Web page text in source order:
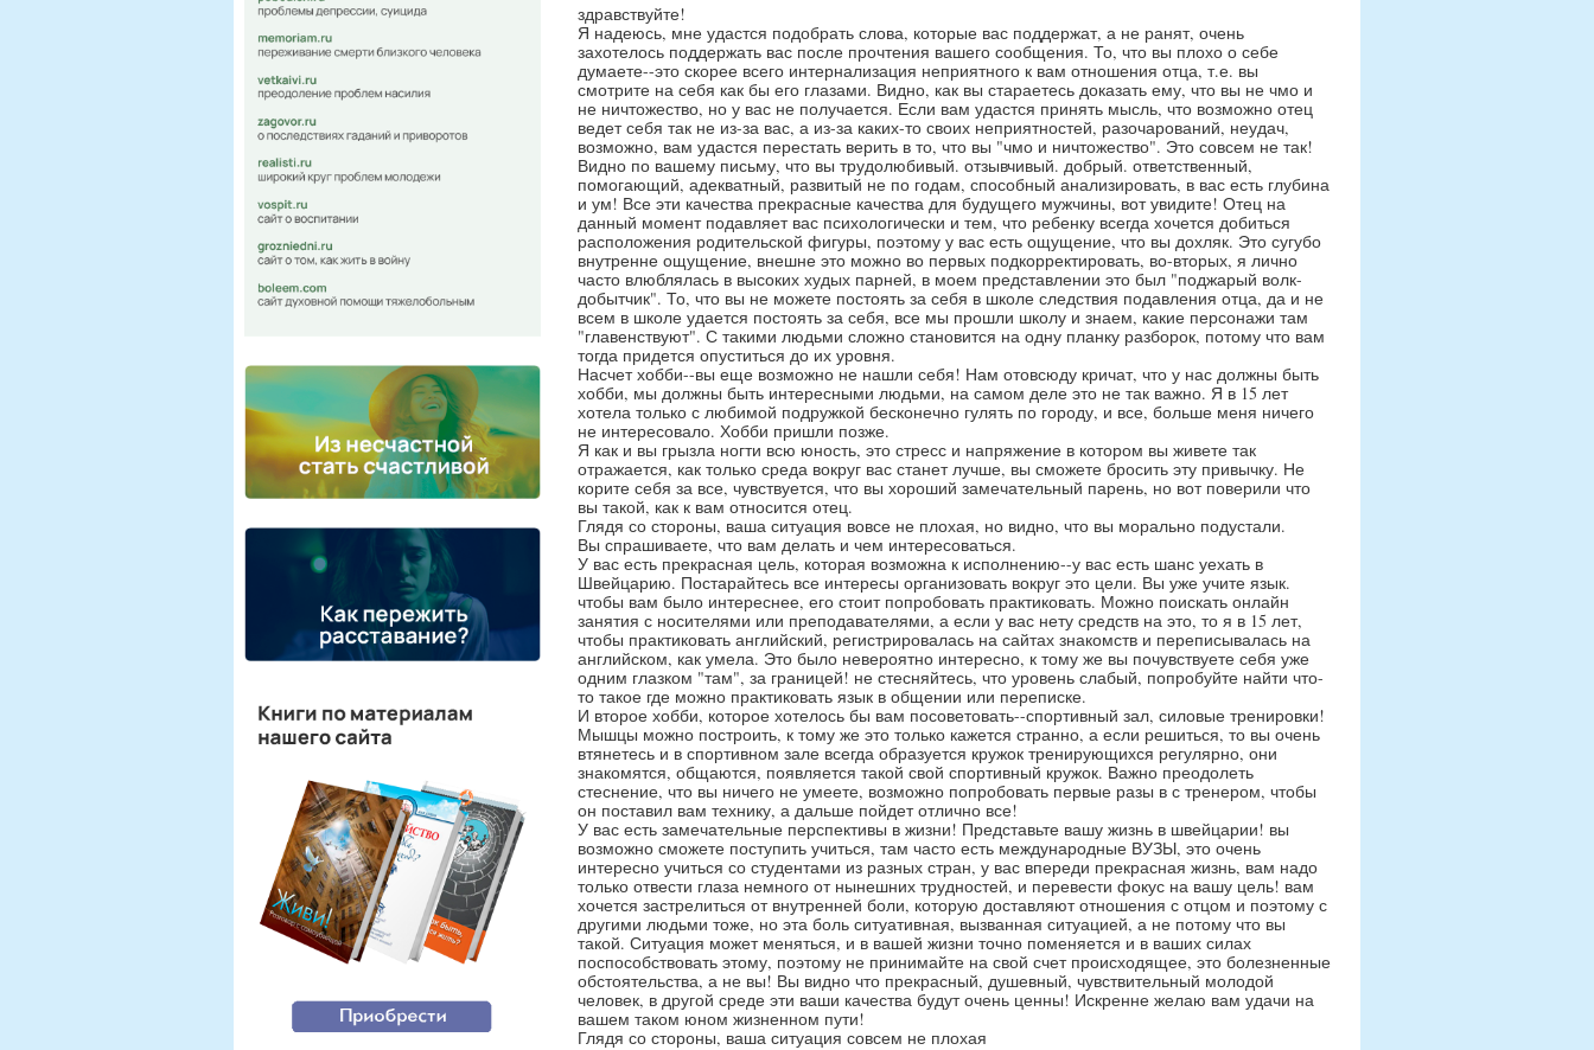
здравствуйте!
Я надеюсь, мне удастся подобрать слова, которые вас поддержат, а не ранят, очень
захотелось поддержать вас после прочтения вашего сообщения. То, что вы плохо о себе
думаете--это скорее всего интернализация неприятного к вам отношения отца, т.е. вы
смотрите на себя как бы его глазами. Видно, как вы стараетесь доказать ему, что вы не чмо и
не ничтожество, но у вас не получается. Если вам удастся принять мысль, что возможно отец
ведет себя так не из-за вас, а из-за каких-то своих неприятностей, разочарований, неудач,
возможно, вам удастся перестать верить в то, что вы "чмо и ничтожество". Это совсем не так!
Видно по вашему письму, что вы трудолюбивый. отзывчивый. добрый. ответственный,
помогающий, адекватный, развитый не по годам, способный анализировать, в вас есть глубина
и ум! Все эти качества прекрасные качества для будущего мужчины, вот увидите! Отец на
данный момент подавляет вас психологически и тем, что ребенку всегда хочется добиться
расположения родительской фигуры, поэтому у вас есть ощущение, что вы дохляк. Это сугубо
внутренне ощущение, внешне это можно во первых подкорректировать, во-вторых, я лично
часто влюблялась в высоких худых парней, в моем представлении это был "поджарый волк-
добытчик". То, что вы не можете постоять за себя в школе следствия подавления отца, да и не
всем в школе удается постоять за себя, все мы прошли школу и знаем, какие персонажи там
"главенствуют". С такими людьми сложно становится на одну планку разборок, потому что вам
тогда придется опуститься до их уровня.
Насчет хобби--вы еще возможно не нашли себя! Нам отовсюду кричат, что у нас должны быть
хобби, мы должны быть интересными людьми, на самом деле это не так важно. Я в 15 лет
хотела только с любимой подружкой бесконечно гулять по городу, и все, больше меня ничего
не интересовало. Хобби пришли позже.
Я как и вы грызла ногти всю юность, это стресс и напряжение в котором вы живете так
отражается, как только среда вокруг вас станет лучше, вы сможете бросить эту привычку. Не
корите себя за все, чувствуется, что вы хороший замечательный парень, но вот поверили что
вы такой, как к вам относится отец.
Глядя со стороны, ваша ситуация вовсе не плохая, но видно, что вы морально подустали.
Вы спрашиваете, что вам делать и чем интересоваться.
У вас есть прекрасная цель, которая возможна к исполнению--у вас есть шанс уехать в
Швейцарию. Постарайтесь все интересы организовать вокруг это цели. Вы уже учите язык.
чтобы вам было интереснее, его стоит попробовать практиковать. Можно поискать онлайн
занятия с носителями или преподавателями, а если у вас нету средств на это, то я в 15 лет,
чтобы практиковать английский, регистрировалась на сайтах знакомств и переписывалась на
английском, как умела. Это было невероятно интересно, к тому же вы почувствуете себя уже
одним глазком "там", за границей! не стесняйтесь, что уровень слабый, попробуйте найти что-
то такое где можно практиковать язык в общении или переписке.
И второе хобби, которое хотелось бы вам посоветовать--спортивный зал, силовые тренировки!
Мышцы можно построить, к тому же это только кажется странно, а если решиться, то вы очень
втянетесь и в спортивном зале всегда образуется кружок тренирующихся регулярно, они
знакомятся, общаются, появляется такой свой спортивный кружок. Важно преодолеть
стеснение, что вы ничего не умеете, возможно попробовать первые разы в с тренером, чтобы
он поставил вам технику, а дальше пойдет отлично все!
У вас есть замечательные перспективы в жизни! Представьте вашу жизнь в швейцарии! вы
возможно сможете поступить учиться, там часто есть международные ВУЗЫ, это очень
интересно учиться со студентами из разных стран, у вас впереди прекрасная жизнь, вам надо
только отвести глаза немного от нынешних трудностей, и перевести фокус на вашу цель! вам
хочется застрелиться от внутренней боли, которую доставляют отношения с отцом и поэтому с
другими людьми тоже, но эта боль ситуативная, вызванная ситуацией, а не потому что вы
такой. Ситуация может меняться, и в вашей жизни точно поменяется и в ваших силах
поспособствовать этому, поэтому не принимайте на свой счет происходящее, это болезненные
обстоятельства, а не вы! Вы видно что прекрасный, душевный, чувствительный молодой
человек, в другой среде эти ваши качества будут очень ценны! Искренне желаю вам удачи на
вашем таком юном жизненном пути!
Глядя со стороны, ваша ситуация совсем не плохая